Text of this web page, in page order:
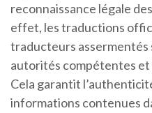
reconnaissance légale
effet, les traductions
traducteurs assermentés
autorités compétentes
Cela garantit
informations contenues